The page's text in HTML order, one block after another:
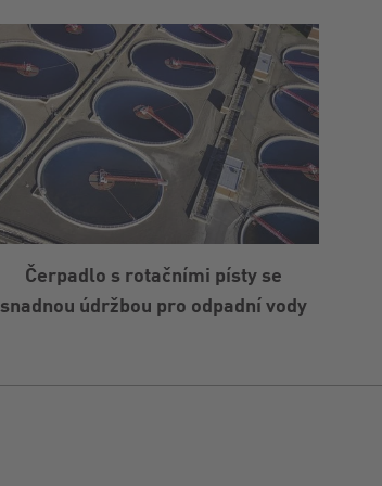
Čerpadlo s rotačními písty se
snadnou údržbou pro odpadní vody